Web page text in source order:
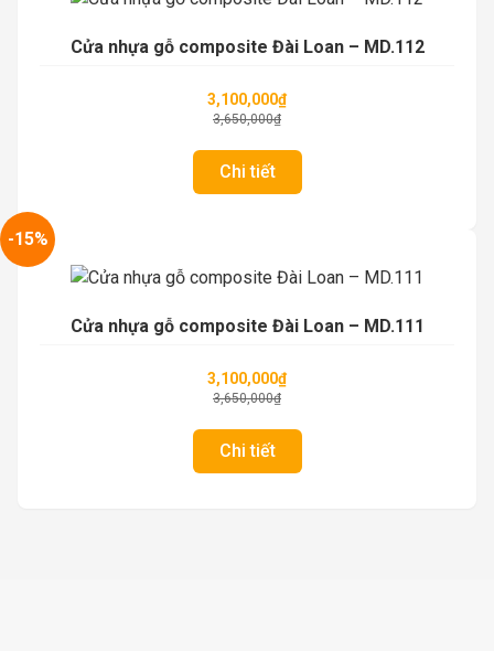
Cửa nhựa gỗ composite Đài Loan – MD.112
3,100,000₫
3,650,000₫
Chi tiết
-15%
Cửa nhựa gỗ composite Đài Loan – MD.111
3,100,000₫
3,650,000₫
Chi tiết